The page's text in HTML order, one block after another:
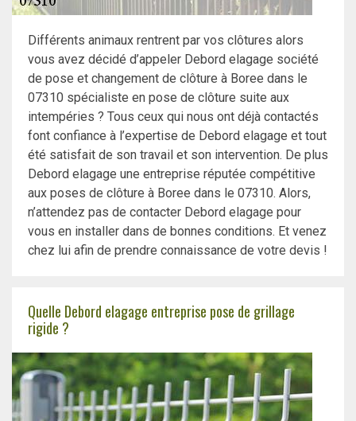
Différents animaux rentrent par vos clôtures alors
vous avez décidé d’appeler Debord elagage société
de pose et changement de clôture à Boree dans le
07310 spécialiste en pose de clôture suite aux
intempéries ? Tous ceux qui nous ont déjà contactés
font confiance à l’expertise de Debord elagage et tout
été satisfait de son travail et son intervention. De plus
Debord elagage une entreprise réputée compétitive
aux poses de clôture à Boree dans le 07310. Alors,
n’attendez pas de contacter Debord elagage pour
vous en installer dans de bonnes conditions. Et venez
chez lui afin de prendre connaissance de votre devis !
Quelle Debord elagage entreprise pose de grillage
rigide ?